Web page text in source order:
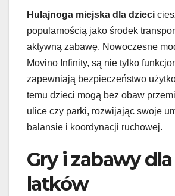
Hulajnoga miejska dla dzieci
popularnością jako środek
aktywną zabawę. Nowoczesne
Movino Infinity, są nie tylko
zapewniają bezpieczeństwo
temu dzieci mogą bez obaw
ulice czy parki, rozwijając swoje
balansie i koordynacji ruchowej.
Gry i zabawy dla
latków